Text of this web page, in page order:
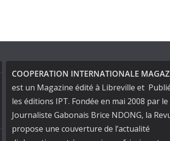
COOPERATION INTERNATIONALE
est un Magazine édité à Libreville et
les éditions IPT. Fondée en mai 2008 par le
Journaliste Gabonais Brice NDONG, la
propose une couverture de l’actualité